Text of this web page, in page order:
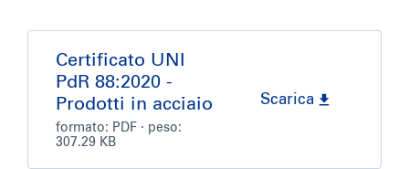
Certificato UNI
PdR 88:2020 -
Prodotti in acciaio
formato: PDF · peso:
307.29 KB
Scarica